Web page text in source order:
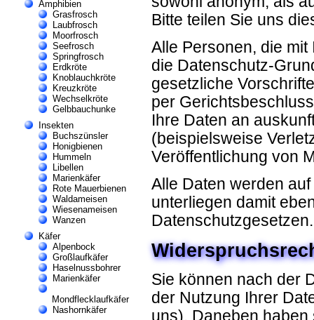
Amphibien
Grasfrosch
Laubfrosch
Moorfrosch
Seefrosch
Springfrosch
Erdkröte
Knoblauchkröte
Kreuzkröte
Wechselkröte
Gelbbauchunke
Insekten
Buchszünsler
Honigbienen
Hummeln
Libellen
Marienkäfer
Rote Mauerbienen
Waldameisen
Wiesenameisen
Wanzen
Käfer
Alpenbock
Großlaufkäfer
Haselnussbohrer
Marienkäfer
Mondflecklaufkäfer
Nashornkäfer
Bitte teilen Sie uns
Alle Personen, die
die Datenschutz-
gesetzliche
per
Ihre Daten an
(beispielsweise
Veröffentlichung von
Alle Daten werden
unterliegen damit
Datenschutzgesetzen.
Sie können nach der
der Nutzung Ihrer
uns). Daneben